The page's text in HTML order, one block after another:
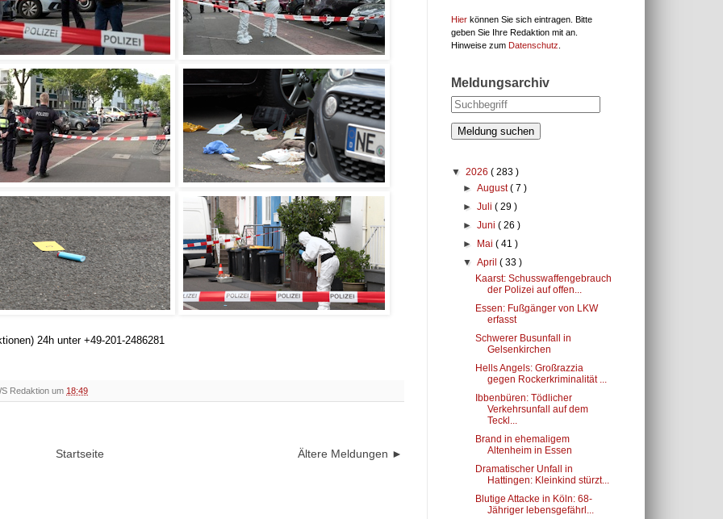
24h unter +49-201-2486281
Redaktion um 18:49
Ältere Meldungen ►
Startseite
Hier können Sie sich eintragen. Bitte
geben Sie Ihre Redaktion mit an.
Hinweise zum Datenschutz
Meldungsarchiv
Meldung suchen
▼ 2026 ( 283 )
►August( 7 )
►Juli( 29 )
►Juni( 26 )
►
Mai( 41 )
▼April( 33 )
Kaarst: Schusswaffengebrauch
der Polizei auf offen...
Essen: Fußgänger von LKW
erfasst
Schwerer Busunfall in
Gelsenkirchen
Hells Angels: Großrazzia
gegen Rockerkriminalität ...
Ibbenbüren: Tödlicher
Verkehrsunfall auf dem
Teckl...
Brand in ehemaligem
Altenheim in Essen
Dramatischer Unfall in
Hattingen: Kleinkind stürzt...
Blutige Attacke in Köln: 68-
Jähriger lebensgefährl...